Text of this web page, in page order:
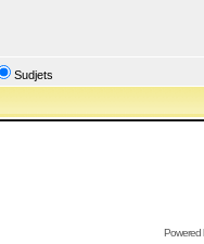
Sudjets
Powered